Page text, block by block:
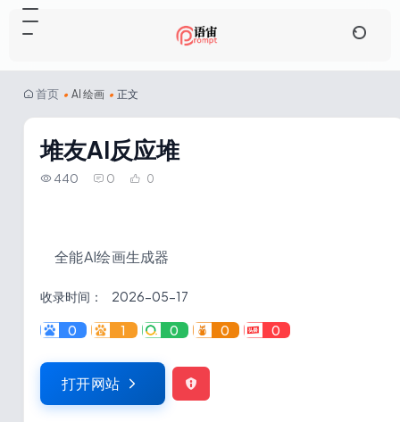
首页 • AI 绘画 • 正文
堆友AI反应堆
440 0 0
全能AI绘画生成器
收录时间： 2026-05-17
0 1 0 0 0
打开网站